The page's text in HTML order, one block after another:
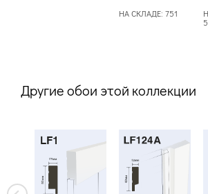
НА СКЛАДЕ: 751
Другие обои этой коллекции